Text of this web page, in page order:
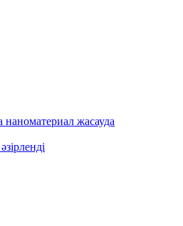
жасауда